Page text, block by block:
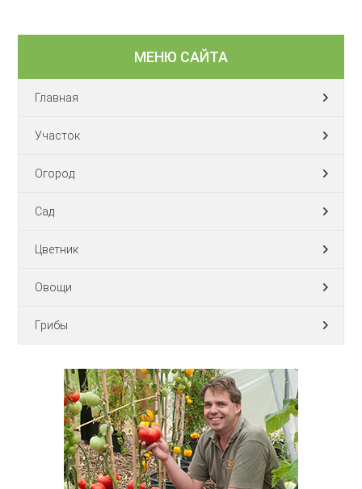
МЕНЮ САЙТА
Главная
Участок
Огород
Сад
Цветник
Овощи
Грибы